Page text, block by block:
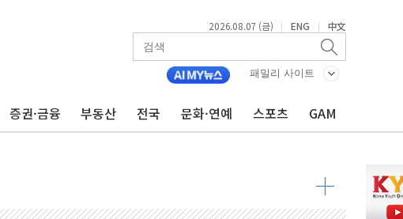
2026.08.07 (금) | ENG | 中文
패밀리 사이트
증권·금융 부동산 전국 문화·연예 스포츠 GAM
재산 1506건 공매
볼보 EX90…'올 터치'는 호불호
불 1시간36분만에 주불진화....인명피해 없어